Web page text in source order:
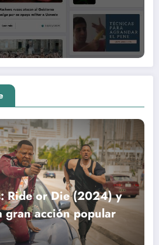
Ride or Die (2024) y
gran acción popular